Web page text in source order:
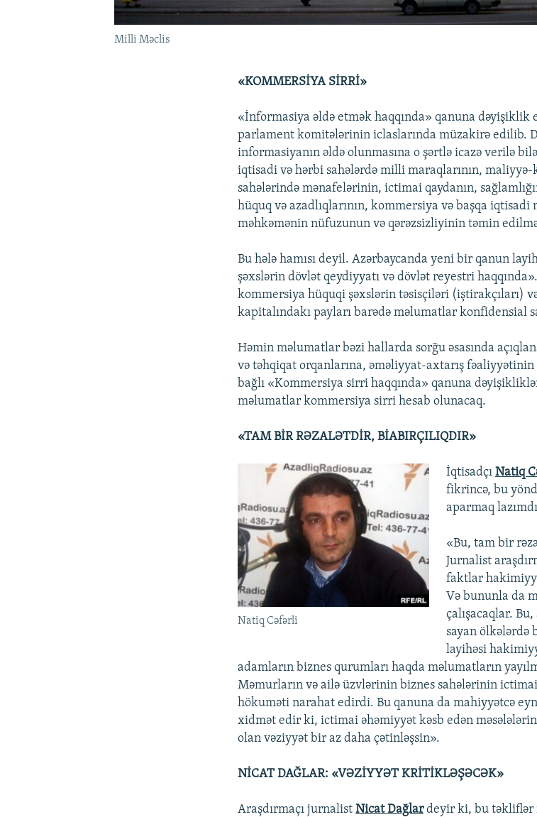
Milli Məclis
«KOMMERSİYA SİRRİ»
«İnformasiya əldə etmək haqqında» qanuna
parlament komitələrinin iclaslarında müzakirə edilib.
informasiyanın əldə olunmasına o şərtlə icazə verilə
iqtisadi və hərbi sahələrdə milli maraqlarının,
sahələrində mənafelərinin, ictimai qaydanın,
hüquq və azadlıqlarının, kommersiya və başqa iqtisadi
məhkəmənin nüfuzunun və qərəzsizliyinin təmin
Bu hələ hamısı deyil. Azərbaycanda yeni bir qanun
şəxslərin dövlət qeydiyyatı və dövlət reyestri
kommersiya hüquqi şəxslərin təsisçiləri (iştirakçıları)
kapitalındakı payları barədə məlumatlar konfidensial
Həmin məlumatlar bəzi hallarda sorğu əsasında
və təhqiqat orqanlarına, əməliyyat-axtarış
bağlı «Kommersiya sirri haqqında» qanuna
məlumatlar kommersiya sirri hesab olunacaq.
«TAM BİR RƏZALƏTDİR, BİABIRÇILIQDIR»
Natiq Cəfərli
İqtisadçı Natiq
fikrincə, bu
aparmaq
«Bu, tam bir
Jurnalist
faktlar
Və bununla da
çalışacaqlar.
sayan ölkələrdə
layihəsi
adamların biznes qurumları haqda məlumatların
Məmurların və ailə üzvlərinin biznes sahələrinin
hökuməti narahat edirdi. Bu qanuna da mahiyyətcə
xidmət edir ki, ictimai əhəmiyyət kəsb edən məsələlərin
olan vəziyyət bir az daha çətinləşsin».
NİCAT DAĞLAR: «VƏZİYYƏT KRİTİKLƏŞƏCƏK»
Araşdırmaçı jurnalistNicat Dağlardeyir ki, bu təkliflər